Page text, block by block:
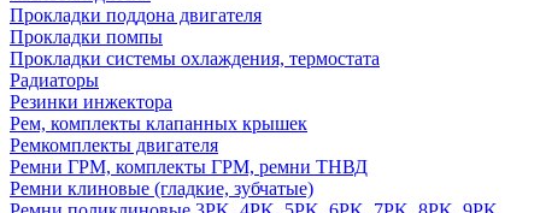
Прокладки поддона двигателя
Прокладки помпы
Прокладки системы охлаждения, термостата
Радиаторы
Резинки инжектора
Рем, комплекты клапанных крышек
Ремкомплекты двигателя
Ремни ГРМ, комплекты ГРМ, ремни ТНВД
Ремни клиновые (гладкие, зубчатые)